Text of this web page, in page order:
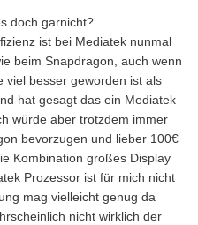
doch garnicht?
ist bei Mediatek nunmal
beim Snapdragon, auch wenn
viel besser geworden ist als
hat gesagt das ein Mediatek
würde aber trotzdem immer
bevorzugen und lieber 100€
Kombination großes Display
Prozessor ist für mich nicht
mag vielleicht genug da
nicht wirklich der